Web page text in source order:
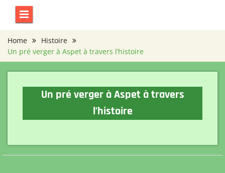
content
Home
Histoire
Un pré verger à Aspet à travers l’histoire
Un pré verger à Aspet à travers
l’histoire